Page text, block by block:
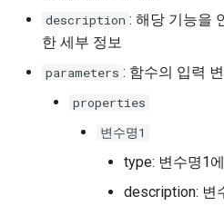
description : 해당 기능을
한 세부 정보
parameters : 함수의 입력
properties
변수명1
type: 변수명1
description: 변